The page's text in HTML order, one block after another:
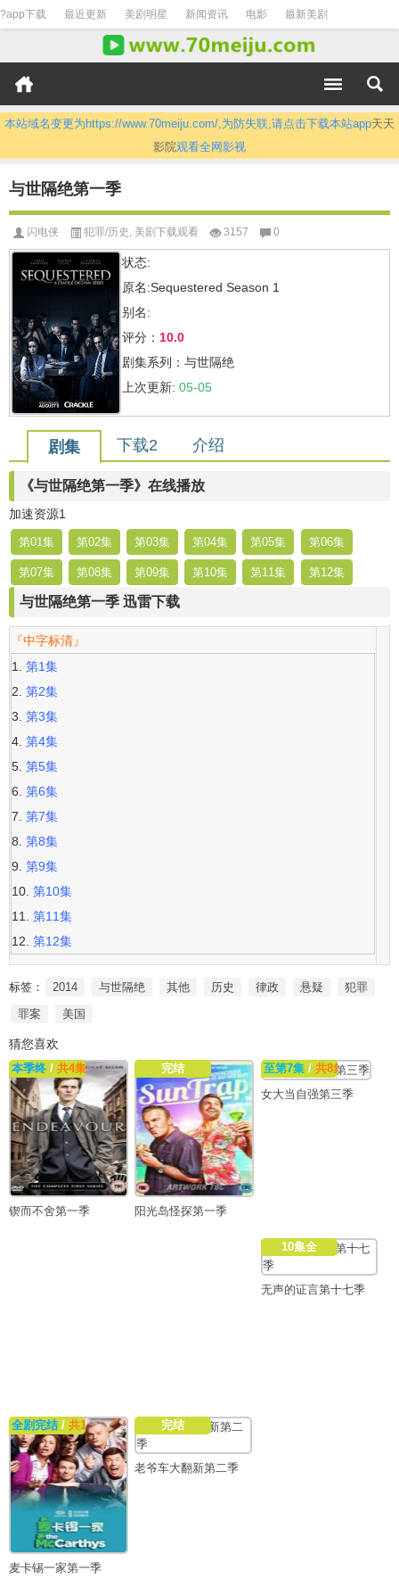
?app下载 最近更新 美剧明星 新闻资讯 电影 最新美剧
本站域名变更为https://www.70meiju.com/,为防失联,请点击下载本站app天天
影院观看全网影视
与世隔绝第一季
闪电侠 犯罪/历史 , 美剧下载观看 3157 0
状态:
原名:Sequestered Season 1
别名:
评分： 10.0
剧集系列：与世隔绝
上次更新: 05-05
剧集 下载2 介绍
《与世隔绝第一季》在线播放
加速资源1
第01集 第02集 第03集 第04集 第05集 第06集
第07集 第08集 第09集 第10集 第11集 第12集
与世隔绝第一季 迅雷下载
『中字标清』
第1集
第2集
第3集
第4集
第5集
第6集
第7集
第8集
第9集
第10集
第11集
第12集
标签： 2014 与世隔绝 其他 历史 律政 悬疑
犯罪
罪案
美国
猜您喜欢
本季终 / 共4集
锲而不舍第一季
完结
阳光岛怪探第一季
至第7集/ 共8集
女大当自强第三季
10集全
无声的证言第十七季
全剧完结 / 共15集
麦卡锡一家第一季
完结
老爷车大翻新第二季